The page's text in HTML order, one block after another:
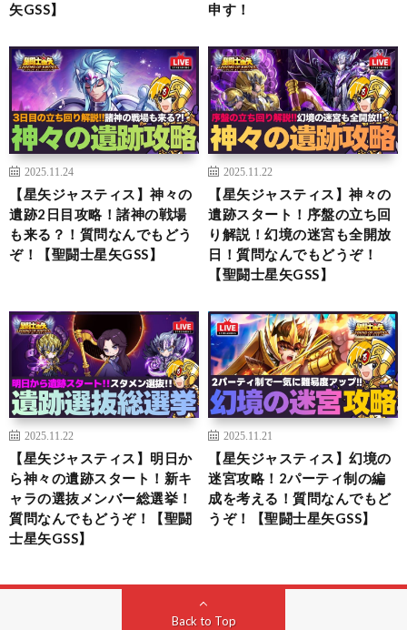
矢GSS】
申す！
2025.11.24
【星矢ジャスティス】神々の
遺跡2日目攻略！諸神の戦場
も来る？！質問なんでもどう
ぞ！【聖闘士星矢GSS】
2025.11.22
【星矢ジャスティス】神々の
遺跡スタート！序盤の立ち回
り解説！幻境の迷宮も全開放
日！質問なんでもどうぞ！
【聖闘士星矢GSS】
2025.11.22
【星矢ジャスティス】明日か
ら神々の遺跡スタート！新キ
ャラの選抜メンバー総選挙！
質問なんでもどうぞ！【聖闘
士星矢GSS】
2025.11.21
【星矢ジャスティス】幻境の
迷宮攻略！2パーティ制の編
成を考える！質問なんでもど
うぞ！【聖闘士星矢GSS】
Back to Top